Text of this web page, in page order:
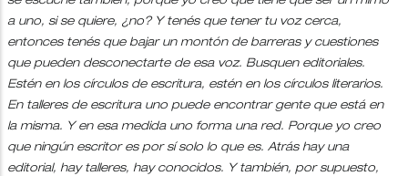
a uno, si se quiere, ¿no? Y tenés que tener tu voz cerca,
entonces tenés que bajar un montón de barreras y cuestiones
que pueden desconectarte de esa voz. Busquen editoriales.
Estén en los círculos de escritura, estén en los círculos literarios.
En talleres de escritura uno puede encontrar gente que está en
la misma. Y en esa medida uno forma una red. Porque yo creo
que ningún escritor es por sí solo lo que es. Atrás hay una
editorial, hay talleres, hay conocidos. Y también, por supuesto,